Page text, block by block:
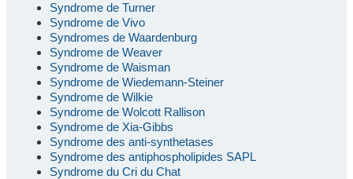
Syndrome de Turner
Syndrome de Vivo
Syndromes de Waardenburg
Syndrome de Weaver
Syndrome de Waisman
Syndrome de Wiedemann-Steiner
Syndrome de Wilkie
Syndrome de Wolcott Rallison
Syndrome de Xia-Gibbs
Syndrome des anti-synthetases
Syndrome des antiphospholipides SAPL
Syndrome du Cri du Chat